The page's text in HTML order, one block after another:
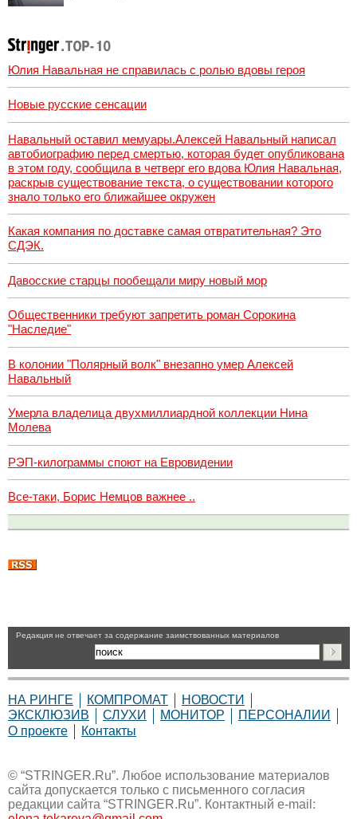
Юлия Навальная не справилась с ролью вдовы героя
Новые русские сенсации
Навальный оставил мемуары.Алексей Навальный написал
автобиографию перед смертью, которая будет опубликована
в этом году, сообщила в четверг его вдова Юлия Навальная,
раскрыв существование текста, о существовании которого
знало только его ближайшее окружен
Какая компания по доставке самая отвратительная? Это
СДЭК.
Давосские старцы пообещали миру новый мор
Общественники требуют запретить роман Сорокина
"Наследие"
В колонии "Полярный волк" внезапно умер Алексей
Навальный
Умерла владелица двухмиллиардной коллекции Нина
Молева
РЭП-килограммы споют на Евровидении
Все-таки, Борис Немцов важнее ..
Pедакция не отвечает за содержание заимствованных материалов
НА РИНГЕ КОМПРОМАТ
НОВОСТИ
ЭКСКЛЮЗИВ
СЛУХИ МОНИТОР
ПЕРСОНАЛИИ
О проекте
Контакты
© “STRINGER.Ru”. Любое использование материалов
сайта допускается только с письменного согласия
редакции сайта “STRINGER.Ru”. Контактный e-mail: